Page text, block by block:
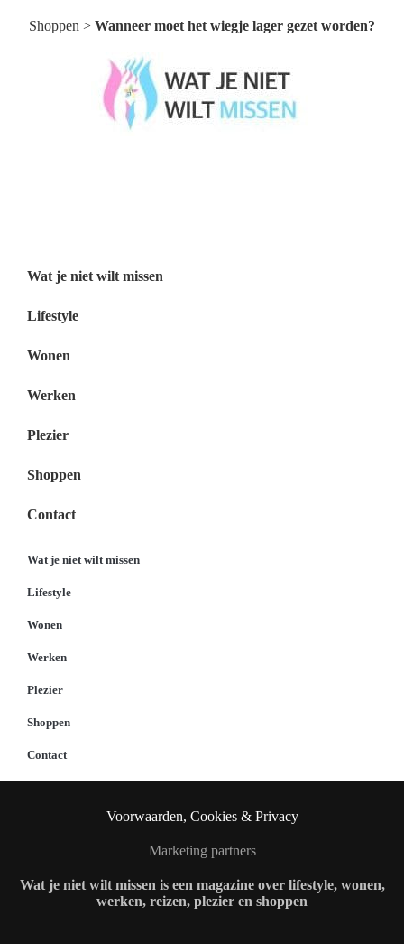
Shoppen > Wanneer moet het wiegje lager gezet worden?
Wat je niet wilt missen
Lifestyle
Wonen
Werken
Plezier
Shoppen
Contact
Wat je niet wilt missen
Lifestyle
Wonen
Werken
Plezier
Shoppen
Contact
Voorwaarden, Cookies & Privacy
Marketing partners
Wat je niet wilt missen is een magazine over lifestyle, wonen,
werken, reizen, plezier en shoppen